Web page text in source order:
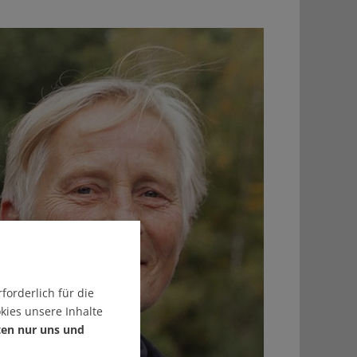
für die
unsere Inhalte
nur uns und